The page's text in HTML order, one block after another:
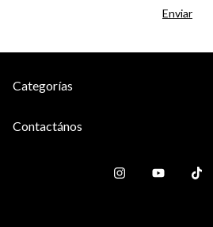
Categorías
Contactános